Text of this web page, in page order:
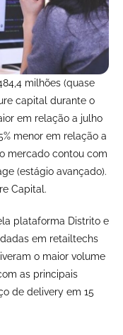
milhões (quase
capital durante o
em relação a julho
menor em relação a
mercado contou com
(estágio avançado).
Capital.
plataforma Distrito e
em retailtechs
o maior volume
as principais
de delivery em 15